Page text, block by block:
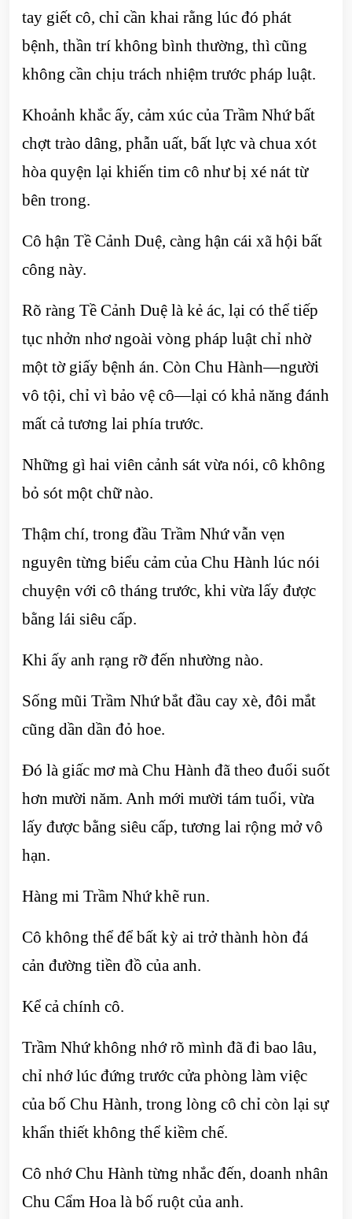
tay giết cô, chỉ cần khai rằng lúc đó phát
bệnh, thần trí không bình thường, thì cũng
không cần chịu trách nhiệm trước pháp luật.
Khoảnh khắc ấy, cảm xúc của Trầm Nhứ bất
chợt trào dâng, phẫn uất, bất lực và chua xót
hòa quyện lại khiến tim cô như bị xé nát từ
bên trong.
Cô hận Tề Cảnh Duệ, càng hận cái xã hội bất
công này.
Rõ ràng Tề Cảnh Duệ là kẻ ác, lại có thể tiếp
tục nhởn nhơ ngoài vòng pháp luật chỉ nhờ
một tờ giấy bệnh án. Còn Chu Hành—người
vô tội, chỉ vì bảo vệ cô—lại có khả năng đánh
mất cả tương lai phía trước.
Những gì hai viên cảnh sát vừa nói, cô không
bỏ sót một chữ nào.
Thậm chí, trong đầu Trầm Nhứ vẫn vẹn
nguyên từng biểu cảm của Chu Hành lúc nói
chuyện với cô tháng trước, khi vừa lấy được
bằng lái siêu cấp.
Khi ấy anh rạng rỡ đến nhường nào.
Sống mũi Trầm Nhứ bắt đầu cay xè, đôi mắt
cũng dần dần đỏ hoe.
Đó là giấc mơ mà Chu Hành đã theo đuổi suốt
hơn mười năm. Anh mới mười tám tuổi, vừa
lấy được bằng siêu cấp, tương lai rộng mở vô
hạn.
Hàng mi Trầm Nhứ khẽ run.
Cô không thể để bất kỳ ai trở thành hòn đá
cản đường tiền đồ của anh.
Kể cả chính cô.
Trầm Nhứ không nhớ rõ mình đã đi bao lâu,
chỉ nhớ lúc đứng trước cửa phòng làm việc
của bố Chu Hành, trong lòng cô chỉ còn lại sự
khẩn thiết không thể kiềm chế.
Cô nhớ Chu Hành từng nhắc đến, doanh nhân
Chu Cẩm Hoa là bố ruột của anh.